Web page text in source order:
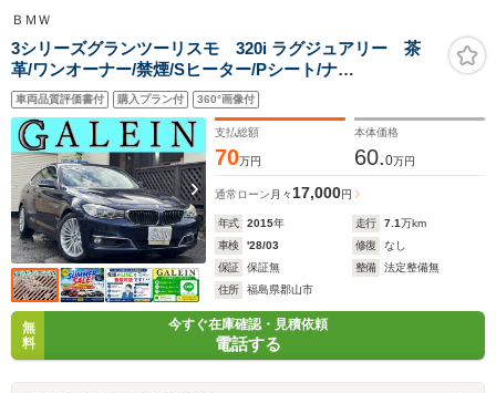
ＢＭＷ
3シリーズグランツーリスモ 320i ラグジュアリー 茶
革/ワンオーナー/禁煙/Sヒーター/Pシート/ナ
ビ/Bluetooth/Bカメ/ETC/プッシュスタート/HID/フォグ/A
ライト/ステアリングスイッチ/AAC/MTモード/CD/DVD/M
サーバー/PWバックドア
車両品質評価書付 購入プラン付 360°画像付
支払総額
70万円
本体価格
60.0万円
通常ローン 月々 17,000円
年式 2015年 走行 7.1万km
車検
'28/03 修復
なし
保証
保証無 整備
法定整備無
住所
福島県郡山市
無
料
今すぐ在庫確認・見積依頼
電話する